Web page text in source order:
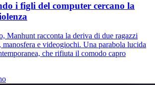
i figli del computer cercano la
Manhunt racconta la deriva di due ragazzi
manosfera e videogiochi. Una parabola lucida
che rifiuta il comodo capro